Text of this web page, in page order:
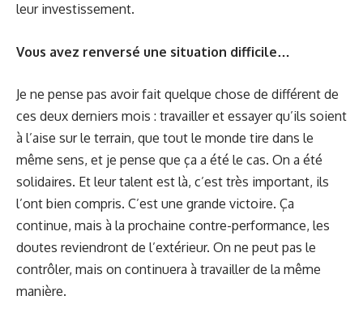
leur investissement.
Vous avez renversé une situation difficile…
Je ne pense pas avoir fait quelque chose de différent de
ces deux derniers mois : travailler et essayer qu’ils soient
à l’aise sur le terrain, que tout le monde tire dans le
même sens, et je pense que ça a été le cas. On a été
solidaires. Et leur talent est là, c’est très important, ils
l’ont bien compris. C’est une grande victoire. Ça
continue, mais à la prochaine contre-performance, les
doutes reviendront de l’extérieur. On ne peut pas le
contrôler, mais on continuera à travailler de la même
manière.